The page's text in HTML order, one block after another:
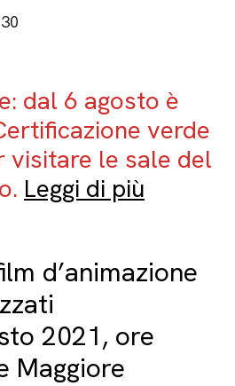
dal 6 agosto è
verde
visitare le sale del
Leggi di più
d’animazione
2021, ore
Maggiore